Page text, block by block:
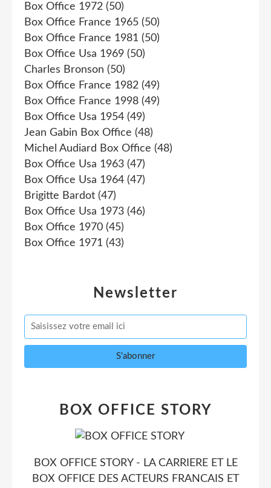
Newsletter
Box Office 1972 (50)
Box Office France 1965 (50)
Box Office France 1981 (50)
Box Office Usa 1969 (50)
Charles Bronson (50)
Box Office France 1982 (49)
Box Office France 1998 (49)
Box Office Usa 1954 (49)
Jean Gabin Box Office (48)
Michel Audiard Box Office (48)
Box Office Usa 1963 (47)
Box Office Usa 1964 (47)
Brigitte Bardot (47)
Box Office Usa 1973 (46)
Box Office 1970 (45)
Box Office 1971 (43)
BOX OFFICE STORY
BOX OFFICE STORY - LA CARRIERE ET LE
BOX OFFICE DES ACTEURS FRANCAIS ET